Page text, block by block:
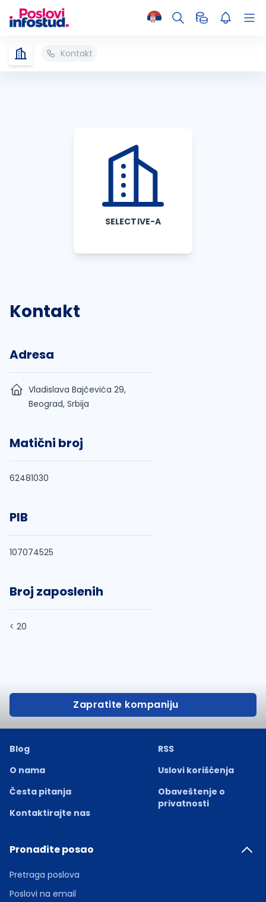
Kontakt
SELECTIVE-A
Kontakt
Adresa
Vladislava Bajčevića 29,
Beograd, Srbija
Matični broj
62481030
PIB
107074525
Broj zaposlenih
< 20
Zapratite kompaniju
Blog
O nama
Česta pitanja
Kontaktirajte nas
RSS
Uslovi korišćenja
Obaveštenje o
privatnosti
Pronađite posao
Pretraga poslova
Poslovi na email